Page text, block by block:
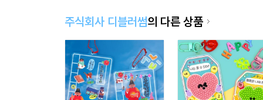
주식회사 디블러썸의 다른 상품